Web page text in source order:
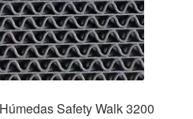
Safety Walk 3200